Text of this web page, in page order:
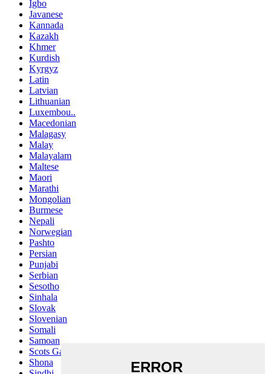
Igbo
Javanese
Kannada
Kazakh
Khmer
Kurdish
Kyrgyz
Latin
Latvian
Lithuanian
Luxembou..
Macedonian
Malagasy
Malay
Malayalam
Maltese
Maori
Marathi
Mongolian
Burmese
Nepali
Norwegian
Pashto
Persian
Punjabi
Serbian
Sesotho
Sinhala
Slovak
Slovenian
Somali
Samoan
Scots Gaelic
Shona